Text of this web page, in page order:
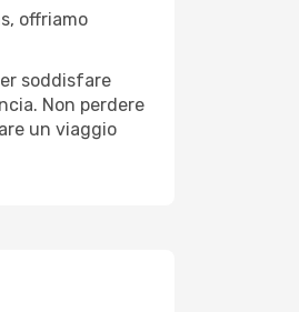
offriamo
soddisfare
Non perdere
un viaggio